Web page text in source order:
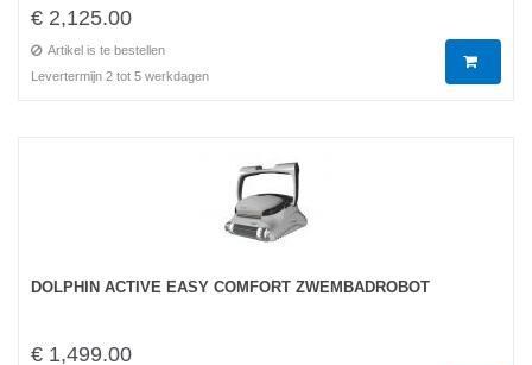
€ 2,125.00
Artikel is te bestellen
Levertermijn 2 tot 5 werkdagen
DOLPHIN ACTIVE EASY COMFORT ZWEMBADROBOT
€ 1,499.00